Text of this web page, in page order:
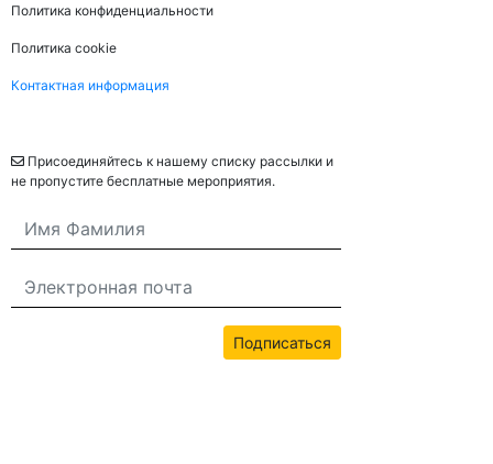
Политика конфиденциальности
Политика cookie
Контактная информация
Присоединяйтесь к нашему списку рассылки и
не пропустите бесплатные мероприятия.
Подписаться